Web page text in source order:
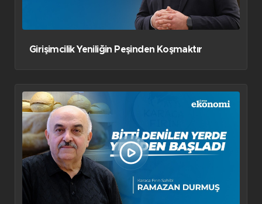
Girişimcilik Yeniliğin Peşinden Koşmaktır